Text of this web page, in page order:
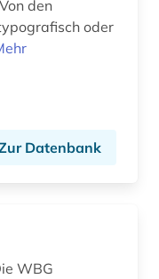
den
oder
Datenbank
WBG